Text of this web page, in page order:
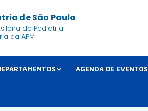
de São Paulo
de Pediatria
da APM
AGENDA DE EVENTOS